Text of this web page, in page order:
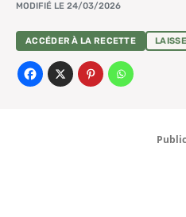
MODIFIÉ LE 24/03/2026
ACCÉDER À LA RECETTE